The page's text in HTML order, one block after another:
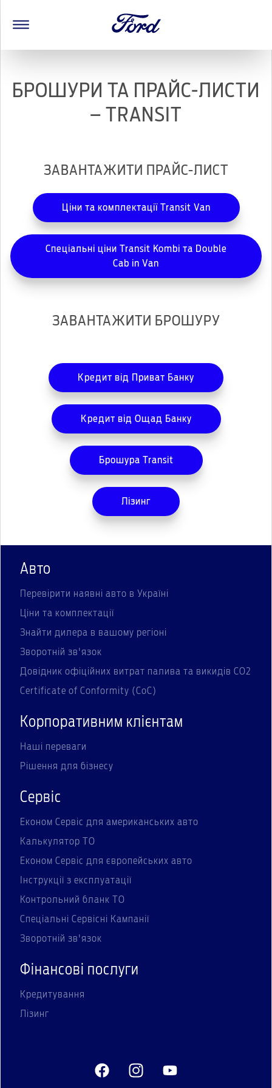
БРОШУРИ ТА ПРАЙС-ЛИСТИ
– TRANSIT
ЗАВАНТАЖИТИ ПРАЙС-ЛИСТ
Ціни та комплектації Transit Van
Спеціальні ціни Transit Kombi та Double
Cab in Van
ЗАВАНТАЖИТИ БРОШУРУ
Кредит від Приват Банку
Кредит від Ощад Банку
Брошура Transit
Лізинг
Авто
Перевірити наявні авто в Україні
Ціни та комплектації
Знайти дилера в вашому регіоні
Зворотній зв'язок
Довідник офіційних витрат палива та викидів СО2
Certificate of Conformity (CoC)
Корпоративним клієнтам
Наші переваги
Рішення для бізнесу
Сервіс
Економ Сервіс для американських авто
Калькулятор ТО
Економ Сервіс для європейських авто
Інструкції з експлуатації
Контрольний бланк ТО
Спеціальні Сервісні Кампанії
Зворотній зв'язок
Фінансові послуги
Кредитування
Лізинг